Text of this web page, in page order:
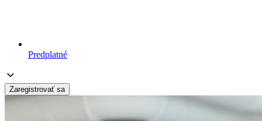
Predplatné
Zaregistrovať sa